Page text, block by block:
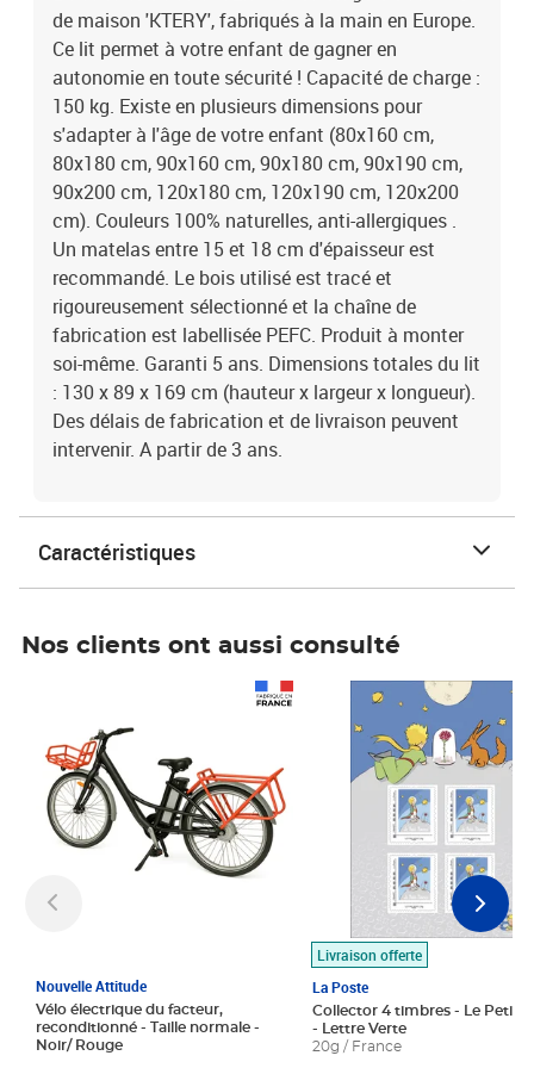
de maison 'KTERY', fabriqués à la main en Europe.
Ce lit permet à votre enfant de gagner en
autonomie en toute sécurité ! Capacité de charge :
150 kg. Existe en plusieurs dimensions pour
s'adapter à l'âge de votre enfant (80x160 cm,
80x180 cm, 90x160 cm, 90x180 cm, 90x190 cm,
90x200 cm, 120x180 cm, 120x190 cm, 120x200
cm). Couleurs 100% naturelles, anti-allergiques .
Un matelas entre 15 et 18 cm d'épaisseur est
recommandé. Le bois utilisé est tracé et
rigoureusement sélectionné et la chaîne de
fabrication est labellisée PEFC. Produit à monter
soi-même. Garanti 5 ans. Dimensions totales du lit
: 130 x 89 x 169 cm (hauteur x largeur x longueur).
Des délais de fabrication et de livraison peuvent
intervenir. A partir de 3 ans.
Caractéristiques
Nos clients ont aussi consulté
Nouvelle Attitude
Vélo électrique du facteur,
reconditionné - Taille normale -
Noir/ Rouge
Livraison offerte
La Poste
Collector 4 timbres - Le Petit
- Lettre Verte
20g / France
Prix 7,50€